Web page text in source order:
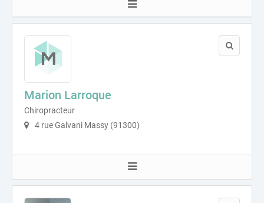
Marion Larroque
Chiropracteur
4 rue Galvani Massy (91300)